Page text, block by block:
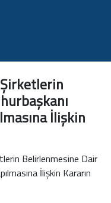
Şirketlerin
İlişkin
Belirlenmesine Dair
İlişkin Kararın